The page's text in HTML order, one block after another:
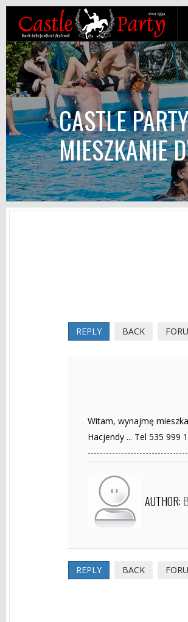
CASTLE
MIESZKANIE
REPLY BACK
Witam, wynajmę
Hacjendy ... Tel 535 999
AUTHOR:
REPLY BACK